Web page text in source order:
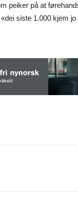
peiker på at
siste 1.000 kjem jo